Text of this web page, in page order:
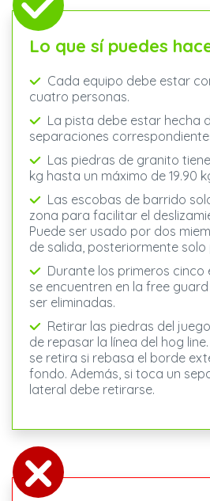
Lo que sí puedes
Cada equipo debe estar
cuatro personas.
La pista debe estar hecha
separaciones
Las piedras de granito
kg hasta un máximo de 19.90
Las escobas de barrido
zona para facilitar el
Puede ser usado por dos
de salida, posteriormente
Durante los primeros cinco
se encuentren en la free
ser eliminadas.
Retirar las piedras del
de repasar la línea del hog
se retira si rebasa el borde
fondo. Además, si toca un
lateral debe retirarse.